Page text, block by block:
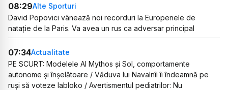
08:29Alte Sporturi
David Popovici vânează noi recorduri la Europenele de
natație de la Paris. Va avea un rus ca adversar principal
07:34Actualitate
PE SCURT: Modelele AI Mythos și Sol, comportamente
autonome și înșelătoare / Văduva lui Navalnîi îi îndeamnă pe
ruși să voteze Iabloko / Avertismentul pediatrilor: Nu